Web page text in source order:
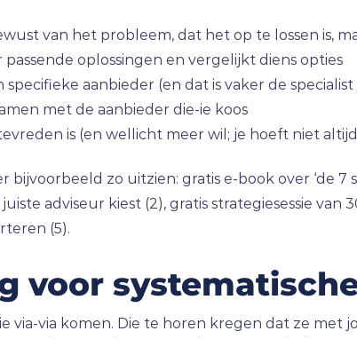
van het probleem, dat het op te lossen is,
oplossingen en vergelijkt diens opties
specifieke aanbieder (en dat is vaker de
met de aanbieder die-ie koos
is (en wellicht meer wil; je hoeft niet
bijvoorbeeld zo uitzien: gratis e-book over ‘de 7
adviseur kiest (2), gratis strategiesessie
(5).
voor
via-via komen. Die te horen kregen dat ze met